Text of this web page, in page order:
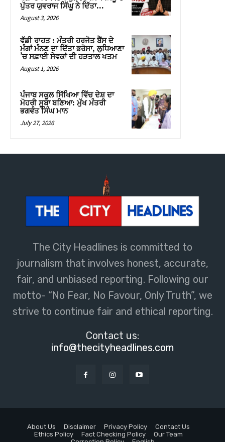
The City Headlines is committed to
journalism that involves honest, accurate,
fair, and unbiased reporting. Following our
motto- “No Fear, No Favour, Only Truth”, we
strive to continue fair and ethical reporting.
Contact us:
info@thecityheadlines.com
About Us Disclaimer Privacy Policy
Contact Us
Ethics Policy
Fact Checking Policy
Our Team